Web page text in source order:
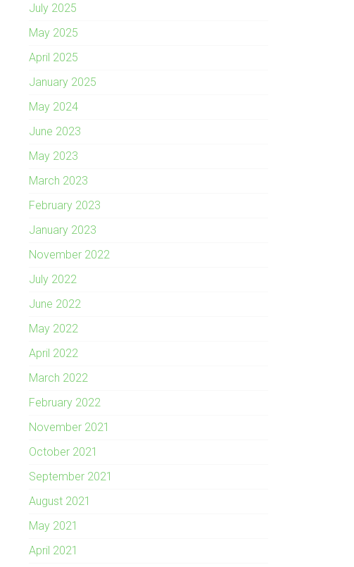
July 2025
May 2025
April 2025
January 2025
May 2024
June 2023
May 2023
March 2023
February 2023
January 2023
November 2022
July 2022
June 2022
May 2022
April 2022
March 2022
February 2022
November 2021
October 2021
September 2021
August 2021
May 2021
April 2021